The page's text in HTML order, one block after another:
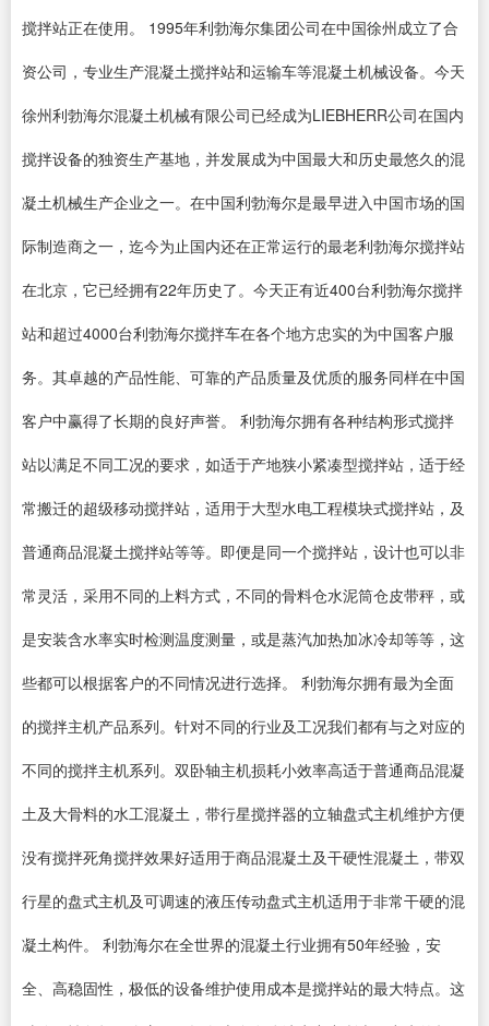
搅拌站正在使用。 1995年利勃海尔集团公司在中国徐州成立了合
资公司，专业生产混凝土搅拌站和运输车等混凝土机械设备。今天
徐州利勃海尔混凝土机械有限公司已经成为LIEBHERR公司在国内
搅拌设备的独资生产基地，并发展成为中国最大和历史最悠久的混
凝土机械生产企业之一。在中国利勃海尔是最早进入中国市场的国
际制造商之一，迄今为止国内还在正常运行的最老利勃海尔搅拌站
在北京，它已经拥有22年历史了。今天正有近400台利勃海尔搅拌
站和超过4000台利勃海尔搅拌车在各个地方忠实的为中国客户服
务。其卓越的产品性能、可靠的产品质量及优质的服务同样在中国
客户中赢得了长期的良好声誉。 利勃海尔拥有各种结构形式搅拌
站以满足不同工况的要求，如适于产地狭小紧凑型搅拌站，适于经
常搬迁的超级移动搅拌站，适用于大型水电工程模块式搅拌站，及
普通商品混凝土搅拌站等等。即便是同一个搅拌站，设计也可以非
常灵活，采用不同的上料方式，不同的骨料仓水泥筒仓皮带秤，或
是安装含水率实时检测温度测量，或是蒸汽加热加冰冷却等等，这
些都可以根据客户的不同情况进行选择。 利勃海尔拥有最为全面
的搅拌主机产品系列。针对不同的行业及工况我们都有与之对应的
不同的搅拌主机系列。双卧轴主机损耗小效率高适于普通商品混凝
土及大骨料的水工混凝土，带行星搅拌器的立轴盘式主机维护方便
没有搅拌死角搅拌效果好适用于商品混凝土及干硬性混凝土，带双
行星的盘式主机及可调速的液压传动盘式主机适用于非常干硬的混
凝土构件。 利勃海尔在全世界的混凝土行业拥有50年经验，安
全、高稳固性，极低的设备维护使用成本是搅拌站的最大特点。这